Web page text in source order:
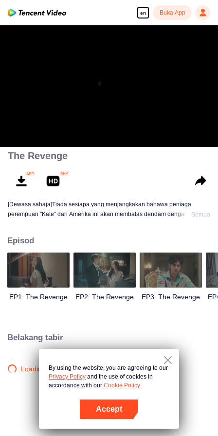
en Buka App
The Revenge
[Dewasa sahaja]Tiada sesiapa yang menjangkakan bahawa peniaga
perempuan "Kate" dari Amerika ini akan membalas dendam dengan
Semua
Episod
EP1: The Revenge EP2: The Revenge EP3: The Revenge
Belakang tabir
Loading…By using the website, you are agreeing to our
Privacy Policy and the use of cookies in
accordance with our Cookie Policy.
Accept